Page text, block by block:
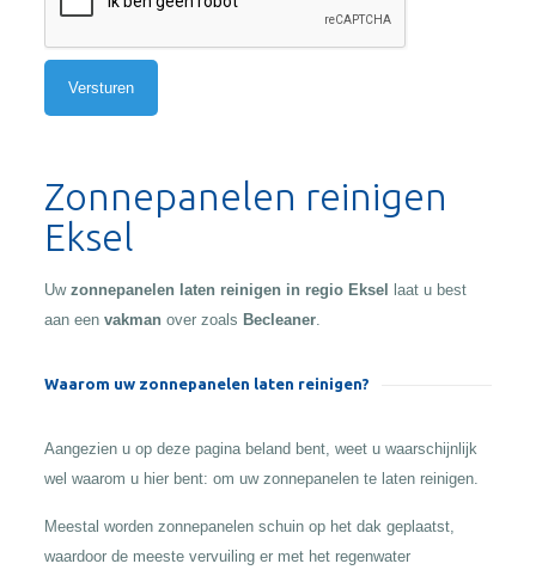
Zonnepanelen reinigen
Eksel
Uw zonnepanelen laten reinigen in regio Eksel
laat u best
aan een vakman over zoals Becleaner.
Waarom uw zonnepanelen laten reinigen?
Aangezien u op deze pagina beland bent, weet u waarschijnlijk
wel waarom u hier bent: om uw zonnepanelen te laten reinigen.
Meestal worden zonnepanelen schuin op het dak geplaatst,
waardoor de meeste vervuiling er met het regenwater